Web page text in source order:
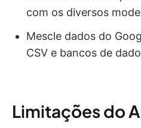
com os diversos
Mescle dados do
CSV e bancos de
Limitações do